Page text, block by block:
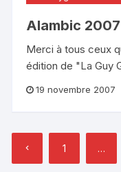
Alambic 2007
Merci à tous ceux
édition de "La Guy
19 novembre 2007
Pagination
des
publications
1 …